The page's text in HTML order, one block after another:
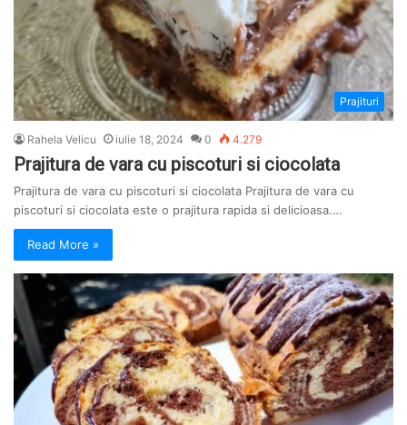
Prajituri
Rahela Velicu iulie 18, 2024 0 4.279
Prajitura de vara cu piscoturi si ciocolata
Prajitura de vara cu piscoturi si ciocolata Prajitura de vara cu
piscoturi si ciocolata este o prajitura rapida si delicioasa.…
Read More »